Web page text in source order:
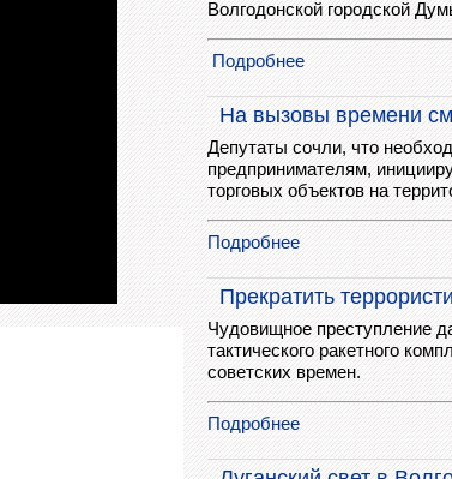
Волгодонской городской
Подробнее
На вызовы времени
Депутаты сочли, что
предпринимателям,
торговых объектов на
Подробнее
Прекратить
Чудовищное преступление
тактического ракетного
советских времен.
Подробнее